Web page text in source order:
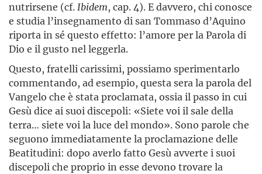
nutrirsene (cf. Ibidem, cap. 4). E davvero, chi conosce
e studia l’insegnamento di san Tommaso d’Aquino
riporta in sé questo effetto: l’amore per la Parola di
Dio e il gusto nel leggerla.
Questo, fratelli carissimi, possiamo sperimentarlo
commentando, ad esempio, questa sera la parola del
Vangelo che è stata proclamata, ossia il passo in cui
Gesù dice ai suoi discepoli: «Siete voi il sale della
terra… siete voi la luce del mondo». Sono parole che
seguono immediatamente la proclamazione delle
Beatitudini: dopo averlo fatto Gesù avverte i suoi
discepoli che proprio in esse devono trovare la